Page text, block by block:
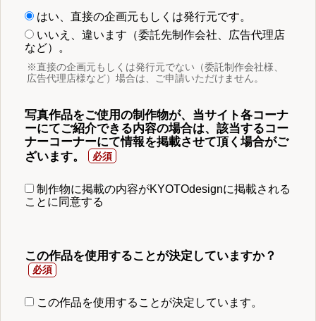
はい、直接の企画元もしくは発行元です。
いいえ、違います（委託先制作会社、広告代理店
など）。
※直接の企画元もしくは発行元でない（委託制作会社様、
広告代理店様など）場合は、ご申請いただけません。
写真作品をご使用の制作物が、当サイト各コーナ
ーにてご紹介できる内容の場合は、該当するコー
ナーコーナーにて情報を掲載させて頂く場合がご
ざいます。
制作物に掲載の内容がKYOTOdesignに掲載される
ことに同意する
この作品を使用することが決定していますか？
この作品を使用することが決定しています。